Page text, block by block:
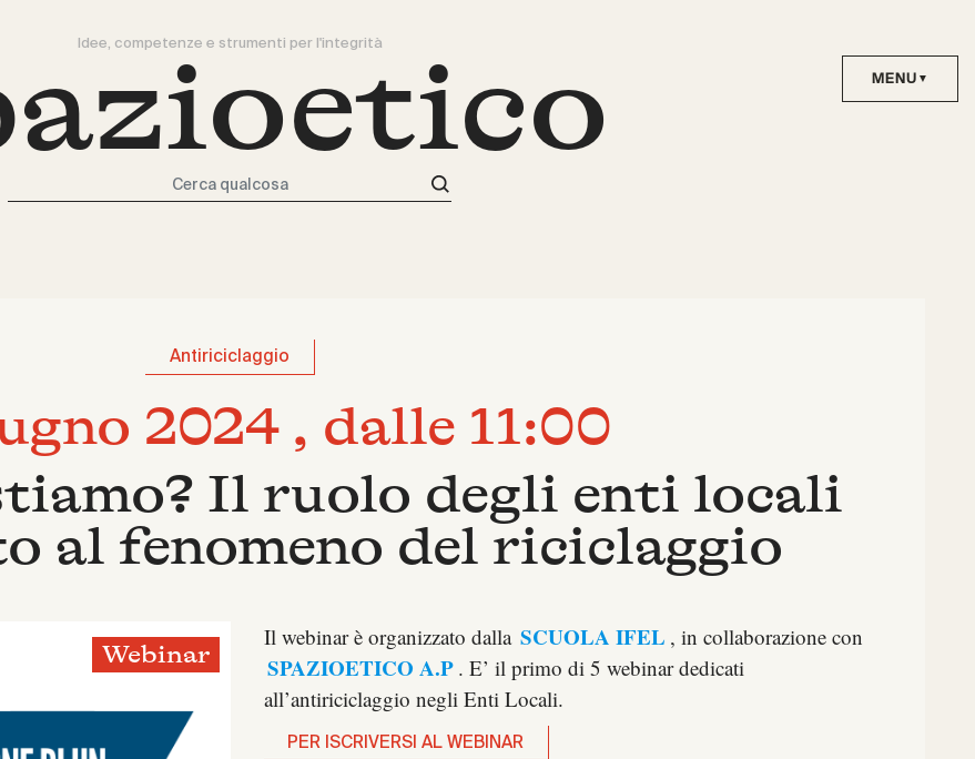
Idee, competenze e strumenti per l'integrità
Antiriciclaggio
2024 , dalle 11:00
Il ruolo degli enti locali
al fenomeno del riciclaggio
Webinar
Il webinar è organizzato dalla SCUOLA IFEL , in collaborazione con
SPAZIOETICO A.P . E’ il primo di 5 webinar dedicati
all’antiriciclaggio negli Enti Locali.
PER ISCRIVERSI AL WEBINAR